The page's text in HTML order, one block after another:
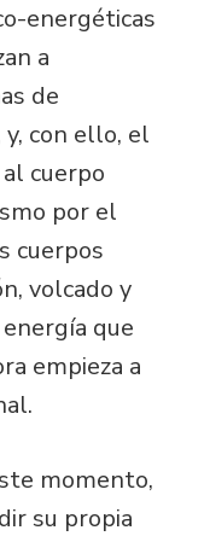
energéticas
a
de
y, con ello, el
cuerpo
por el
cuerpos
volcado y
que
empieza a
momento,
su propia